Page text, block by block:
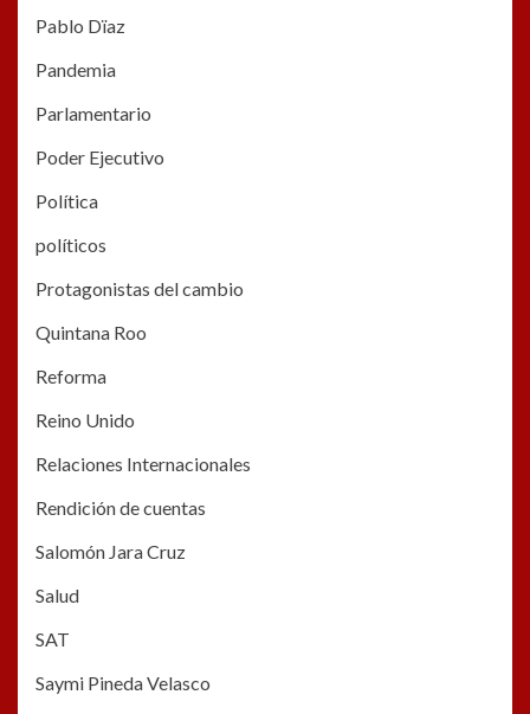
Pablo Dïaz
Pandemia
Parlamentario
Poder Ejecutivo
Política
políticos
Protagonistas del cambio
Quintana Roo
Reforma
Reino Unido
Relaciones Internacionales
Rendición de cuentas
Salomón Jara Cruz
Salud
SAT
Saymi Pineda Velasco